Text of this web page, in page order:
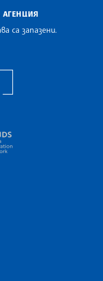
АГЕНЦИЯ
са запазени.
Balkan News Agencies